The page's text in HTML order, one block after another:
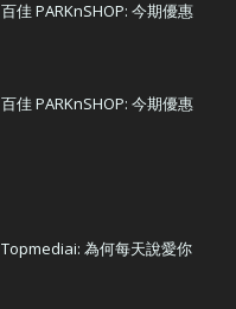
百佳 PARKnSHOP: 今期優惠
百佳 PARKnSHOP: 今期優惠
Topmediai: 為何每天說愛你